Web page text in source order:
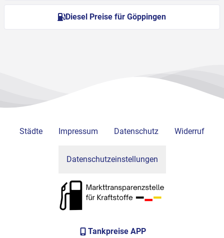
Diesel Preise für Göppingen
Städte Impressum Datenschutz Widerruf
Datenschutzeinstellungen
Tankpreise APP